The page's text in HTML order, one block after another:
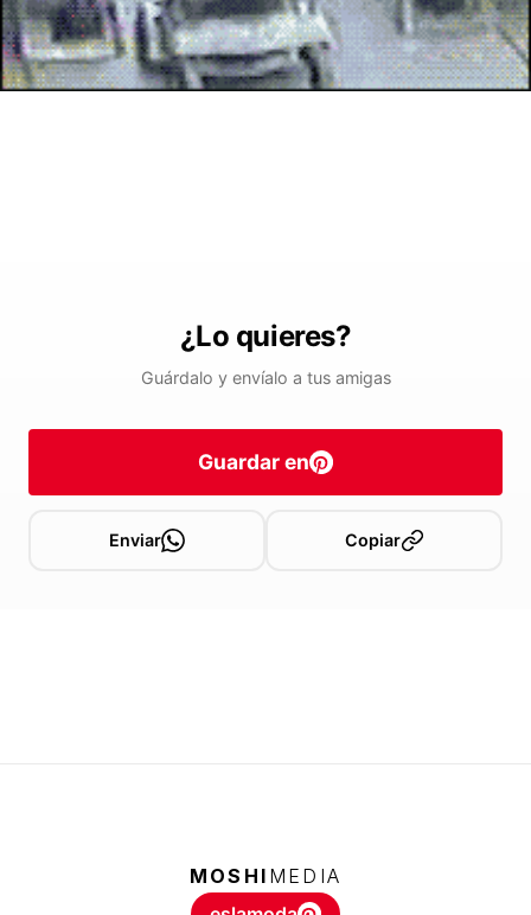
¿Lo quieres?
Guárdalo y envíalo a tus amigas
Guardar en
Enviar Copiar
MOSHI MEDIA